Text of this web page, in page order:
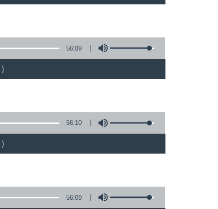
56:09
56:10
56:09